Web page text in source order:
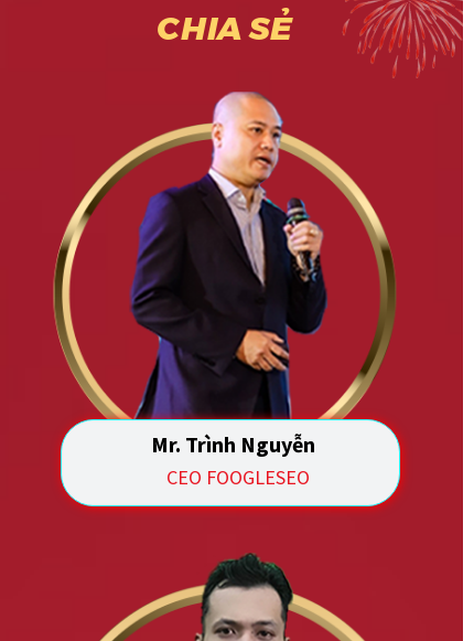
CHIA SẺ
Mr. Trình Nguyễn
CEO FOOGLESEO